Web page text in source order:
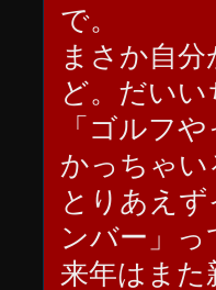
で。
まさか自
ど。だい
「ゴルフ
かっちゃ
とりあえ
ンバー」っ
来年はま